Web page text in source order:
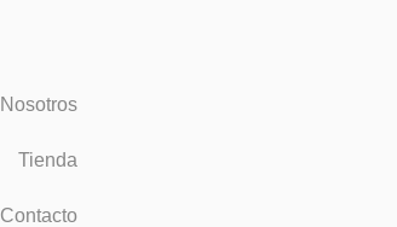
Nosotros
Tienda
Contacto